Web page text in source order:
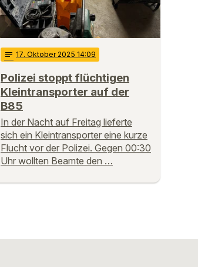
notes 17. Oktober 2025 14:09
Polizei stoppt flüchtigen
Kleintransporter auf der
B85
In der Nacht auf Freitag lieferte
sich ein Kleintransporter eine kurze
Flucht vor der Polizei. Gegen 00:30
Uhr wollten Beamte den …